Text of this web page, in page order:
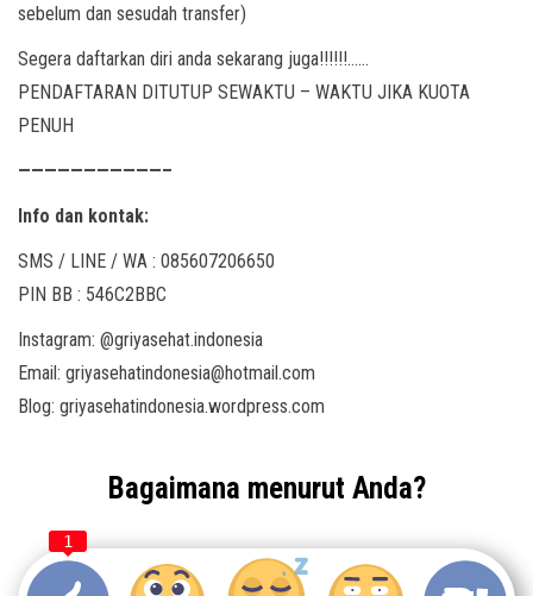
sebelum dan sesudah transfer)
Segera daftarkan diri anda sekarang juga!!!!!!……
PENDAFTARAN DITUTUP SEWAKTU – WAKTU JIKA KUOTA
PENUH
———————————–
Info dan kontak:
SMS / LINE / WA : 085607206650
PIN BB : 546C2BBC
Instagram: @griyasehat.indonesia
Email: griyasehatindonesia@hotmail.com
Blog: griyasehatindonesia.wordpress.com
Bagaimana menurut Anda?
1